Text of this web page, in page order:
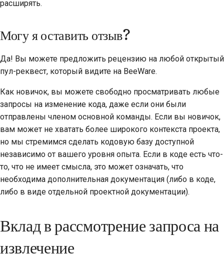
расширять.
Могу я оставить отзыв?
Да! Вы можете предложить рецензию на любой открытый
пул-реквест, который видите на BeeWare.
Как новичок, вы можете свободно просматривать любые
запросы на изменение кода, даже если они были
отправлены членом основной команды. Если вы новичок,
вам может не хватать более широкого контекста проекта,
но мы стремимся сделать кодовую базу доступной
независимо от вашего уровня опыта. Если в коде есть что-
то, что не имеет смысла, это может означать, что
необходима дополнительная документация (либо в коде,
либо в виде отдельной проектной документации).
Вклад в рассмотрение запроса на
извлечение